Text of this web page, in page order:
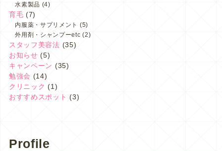
水素製品 (4)
育毛 (7)
内服薬・サプリメント (5)
外用剤・シャンプーetc (2)
スタッフ美容法 (35)
お知らせ (5)
キャンペーン (35)
勉強会 (14)
クリニック (1)
おすすめスポット (3)
Profile